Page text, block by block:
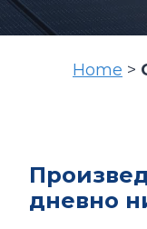
Home >
дневно